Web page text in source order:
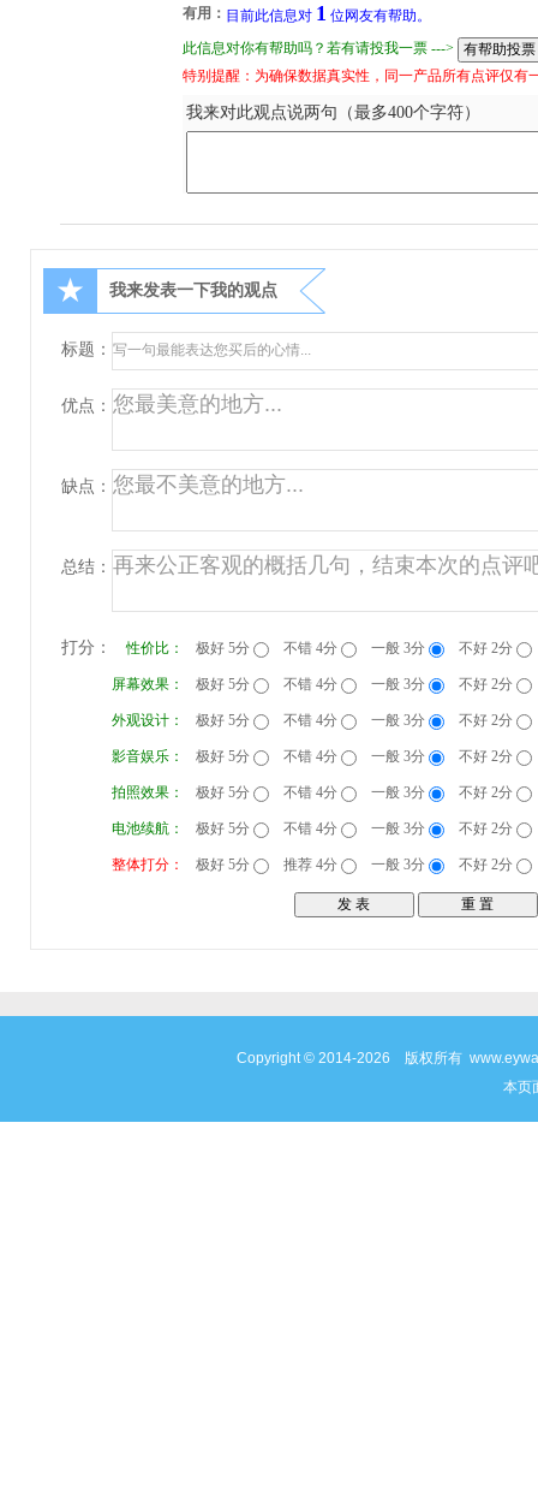
有用： 目前此信息对 1 位网友有帮助。
此信息对你有帮助吗？若有请投我一票 --->
特别提醒：为确保数据真实性，同一产品所有点评仅有
我来对此观点说两句（最多400个字符）
★ 我来发表一下我的观点
标题：
优点：
缺点：
总结：
打分： 性价比： 极好 5分 不错 4分 一般 3分 不好 2分
屏幕效果： 极好 5分 不错 4分 一般 3分 不好 2分
外观设计： 极好 5分 不错 4分 一般 3分 不好 2分
影音娱乐： 极好 5分 不错 4分 一般 3分 不好 2分
拍照效果： 极好 5分 不错 4分 一般 3分 不好 2分
电池续航： 极好 5分 不错 4分 一般 3分 不好 2分
整体打分： 极好 5分 推荐 4分 一般 3分 不好 2分
Copyright © 2014-2026 版权所有
本页